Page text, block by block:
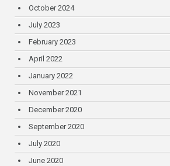
October 2024
July 2023
February 2023
April 2022
January 2022
November 2021
December 2020
September 2020
July 2020
June 2020